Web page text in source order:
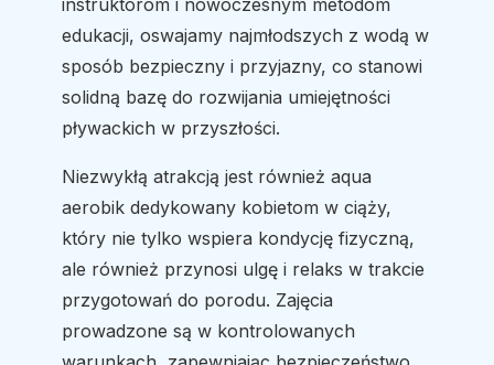
instruktorom i nowoczesnym metodom
edukacji, oswajamy najmłodszych z wodą w
sposób bezpieczny i przyjazny, co stanowi
solidną bazę do rozwijania umiejętności
pływackich w przyszłości.
Niezwykłą atrakcją jest również aqua
aerobik dedykowany kobietom w ciąży,
który nie tylko wspiera kondycję fizyczną,
ale również przynosi ulgę i relaks w trakcie
przygotowań do porodu. Zajęcia
prowadzone są w kontrolowanych